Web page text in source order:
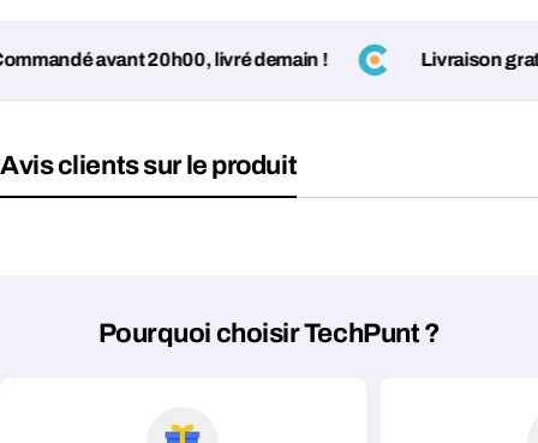
avant 20h00, livré demain ! Livraison
Avis clients sur le produit
Pourquoi choisir TechPunt ?